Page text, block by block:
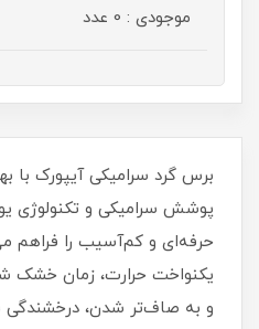
موجودی : 0 عدد
برس گرد سرامیکی آیپورک با
پوشش سرامیکی و تکنولوژی
حرفه‌ای و کم‌آسیب را فراهم
یکنواخت حرارت، زمان
و به صاف‌تر شدن،